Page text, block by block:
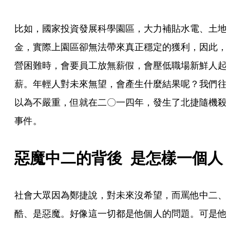
比如，國家投資發展科學園區，大力補貼水電、土地
金，實際上園區卻無法帶來真正穩定的獲利，因此，
營困難時，會要員工放無薪假，會壓低職場新鮮人起
薪。年輕人對未來無望，會產生什麼結果呢？我們往
以為不嚴重，但就在二〇一四年，發生了北捷隨機殺
事件。
惡魔中二的背後  是怎樣一個人
社會大眾因為鄭捷說，對未來沒希望，而罵他中二、
酷、是惡魔。好像這一切都是他個人的問題。可是他